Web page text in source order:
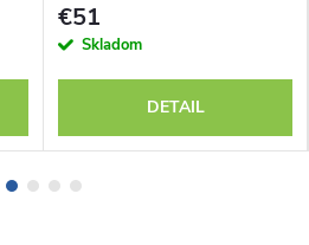
€51
Skladom
DETAIL